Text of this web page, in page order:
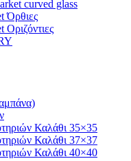
curved glass
Όρθιες
Οριζόντιες
Καλάθι 35×35
Καλάθι 37×37
Καλάθι 40×40